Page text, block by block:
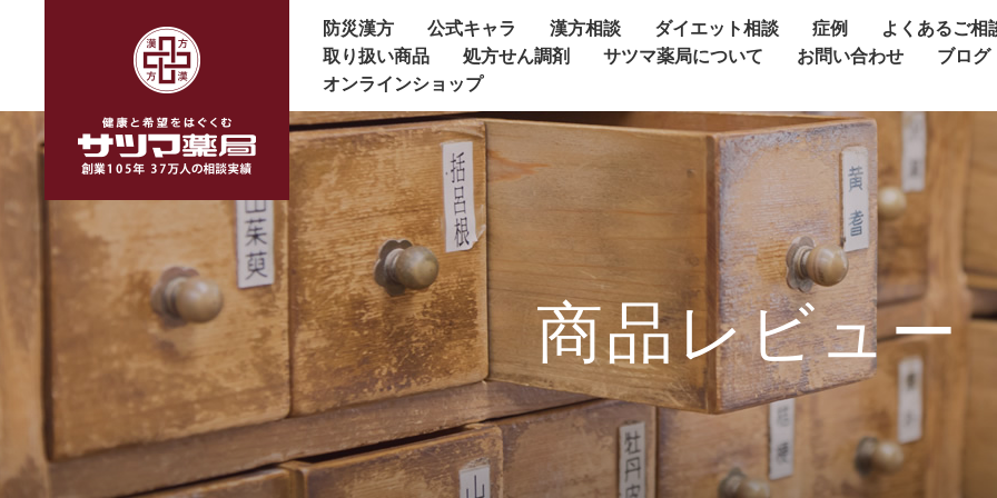
防災漢方 公式キャラ 漢方相談 ダイエット相談 症例
よくあるご相
取り扱い商品
処方せん調剤 サツマ薬局について お問い合わせ
ブログ
オンラインショップ
商品レビュー